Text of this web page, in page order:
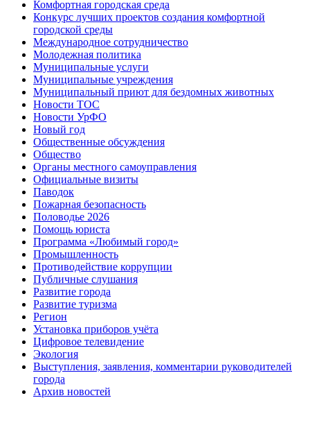
Комфортная городская среда
Конкурс лучших проектов создания комфортной
городской среды
Международное сотрудничество
Молодежная политика
Муниципальные услуги
Муниципальные учреждения
Муниципальный приют для бездомных животных
Новости ТОС
Новости УрФО
Новый год
Общественные обсуждения
Общество
Органы местного самоуправления
Официальные визиты
Паводок
Пожарная безопасность
Половодье 2026
Помощь юриста
Программа «Любимый город»
Промышленность
Противодействие коррупции
Публичные слушания
Развитие города
Развитие туризма
Регион
Установка приборов учёта
Цифровое телевидение
Экология
Выступления, заявления, комментарии руководителей
города
Архив новостей